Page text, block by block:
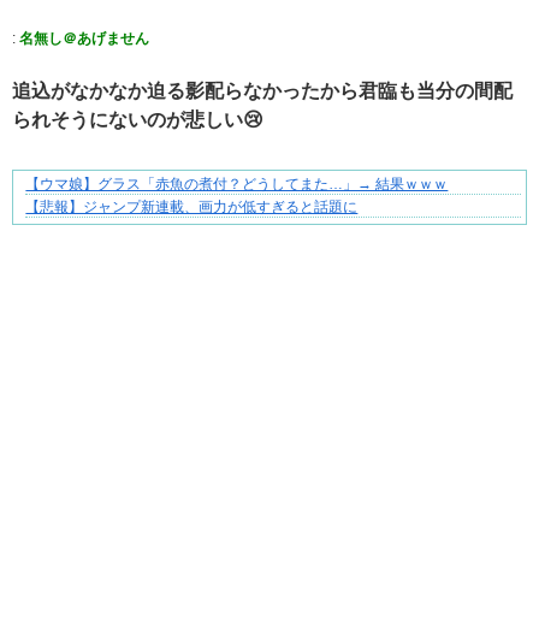
: 名無し＠あげません
追込がなかなか迫る影配らなかったから君臨も当分の間配
られそうにないのが悲しい😢
【マンガ】バラシ屋トシヤの漫画セレクション
【ウマ娘】グラス「赤魚の煮付？どうしてまた…」→ 結果ｗｗｗ
【悲報】ジャンプ新連載、画力が低すぎると話題に